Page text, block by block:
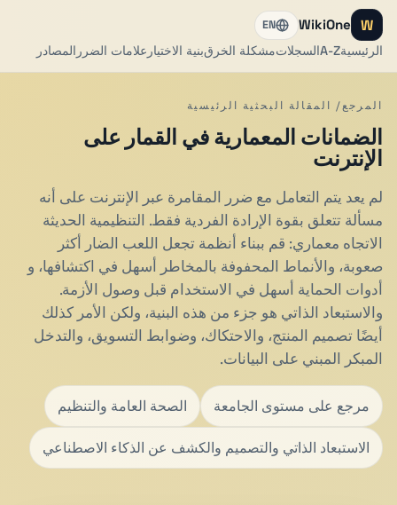
W
WikiOne
الرئيسيةA-Zالسجلاتمشكلة الخرقبنية الاختيار علامات الضرر المصادر
EN
المرجع/ المقالة البحثية الرئيسية
الضمانات المعمارية في القمار على
الإنترنت
لم يعد يتم التعامل مع ضرر المقامرة عبر الإنترنت على أنه
مسألة تتعلق بقوة الإرادة الفردية فقط. التنظيمية الحديثة
الاتجاه معماري: قم ببناء أنظمة تجعل اللعب الضار أكثر
صعوبة، والأنماط المحفوفة بالمخاطر أسهل في اكتشافها، و
أدوات الحماية أسهل في الاستخدام قبل وصول الأزمة.
والاستبعاد الذاتي هو جزء من هذه البنية، ولكن الأمر كذلك
أيضًا تصميم المنتج، والاحتكاك، وضوابط التسويق، والتدخل
المبكر المبني على البيانات.
مرجع على مستوى الجامعة الصحة العامة والتنظيم
الاستبعاد الذاتي والتصميم والكشف عن الذكاء الاصطناعي